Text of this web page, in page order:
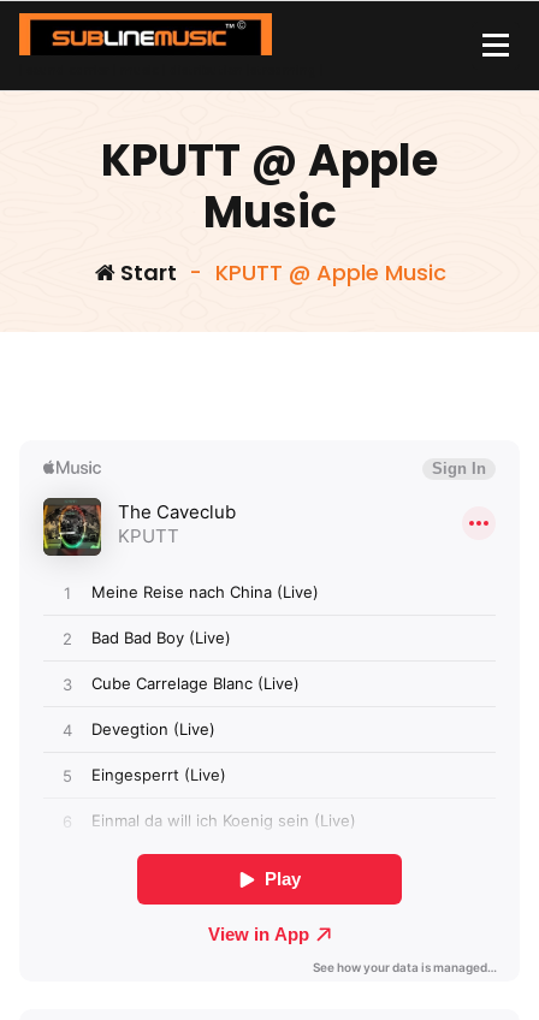
Zum
Inhalt
KPUTT @ Apple
Music
Start - KPUTT @ Apple Music